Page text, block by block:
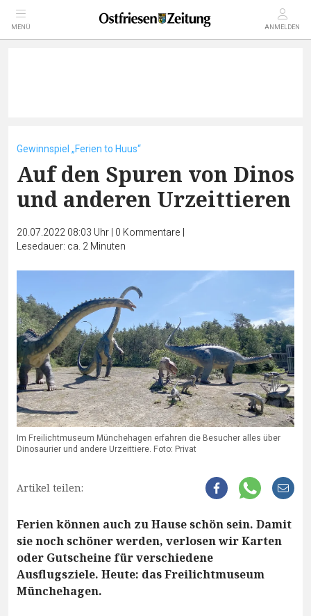
MENÜ ANMELDEN
Gewinnspiel „Ferien to Huus“
Auf den Spuren von Dinos
und anderen Urzeittieren
20.07.2022 08:03 Uhr| 0 Kommentare |
Lesedauer: ca. 2 Minuten
Im Freilichtmuseum Münchehagen erfahren die Besucher alles über
Dinosaurier und andere Urzeittiere. Foto: Privat
Artikel teilen:
Ferien können auch zu Hause schön sein. Damit
sie noch schöner werden, verlosen wir Karten
oder Gutscheine für verschiedene
Ausflugsziele. Heute: das Freilichtmuseum
Münchehagen.